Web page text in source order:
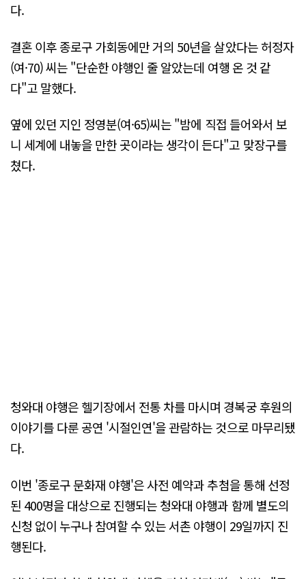
다.
결혼 이후 종로구 가회동에만 거의 50년을 살았다는 허정자
(여·70) 씨는 "단순한 야행인 줄 알았는데 여행 온 것 같
다"고 말했다.
옆에 있던 지인 정영분(여·65)씨는 "밤에 직접 들어와서 보
니 세계에 내놓을 만한 곳이라는 생각이 든다"고 맞장구를
쳤다.
청와대 야행은 헬기장에서 전통 차를 마시며 경복궁 후원의
이야기를 다룬 공연 '시절인연'을 관람하는 것으로 마무리됐
다.
이번 '종로구 문화재 야행'은 사전 예약과 추첨을 통해 선정
된 400명을 대상으로 진행되는 청와대 야행과 함께 별도의
신청 없이 누구나 참여할 수 있는 서촌 야행이 29일까지 진
행된다.